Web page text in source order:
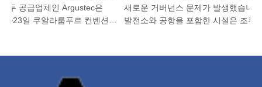
공급업체인 Argustec은
일 쿠알라룸푸르 컨벤션
새로운 거버넌스 문제가 발생했습니다.
발전소와 공항을 포함한 시설은 조류